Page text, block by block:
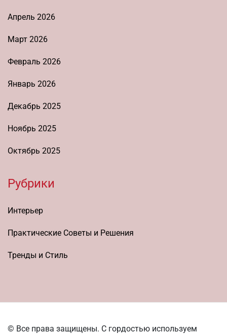
Апрель 2026
Март 2026
Февраль 2026
Январь 2026
Декабрь 2025
Ноябрь 2025
Октябрь 2025
Рубрики
Интерьер
Практические Советы и Решения
Тренды и Стиль
© Все права защищены. С гордостью используем